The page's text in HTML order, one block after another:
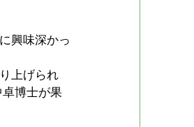
興味深かっ
上げられ
博士が果